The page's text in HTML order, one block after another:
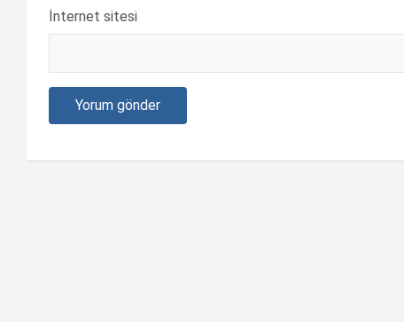
İnternet sitesi